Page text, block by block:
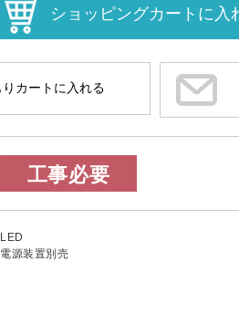
工事必要
LED
電源装置別売